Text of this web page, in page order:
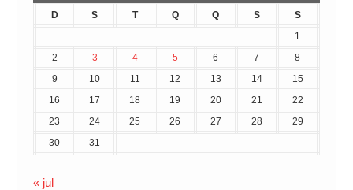
D S T Q Q S
S
1
2
3 4 5 6 7
8
9
10 11 12 13 14
15
16
17 18 19 20 21
22
23
24 25 26 27 28
29
30
31
« jul